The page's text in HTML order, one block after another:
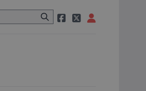
7. srpna 1994: Na americké městečko